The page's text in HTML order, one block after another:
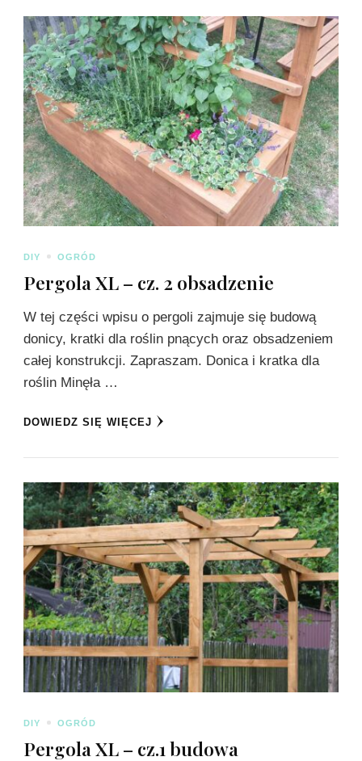
DIY OGRÓD
Pergola XL – cz. 2 obsadzenie
W tej części wpisu o pergoli zajmuje się budową
donicy, kratki dla roślin pnących oraz obsadzeniem
całej konstrukcji. Zapraszam. Donica i kratka dla
roślin Minęła …
DOWIEDZ SIĘ WIĘCEJ
DIY OGRÓD
Pergola XL – cz.1 budowa